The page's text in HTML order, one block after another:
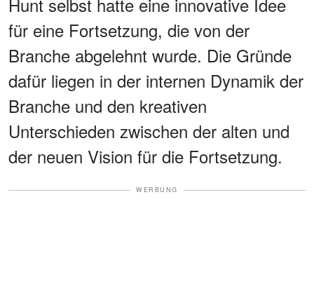
für eine Fortsetzung, die von der
Branche abgelehnt wurde. Die Gründe
dafür liegen in der internen Dynamik der
Branche und den kreativen
Unterschieden zwischen der alten und
der neuen Vision für die Fortsetzung.
WERBUNG